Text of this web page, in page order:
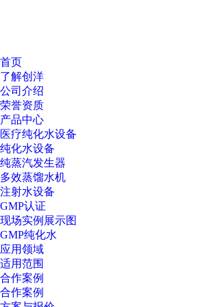
首页
了解创洋
公司介绍
荣誉资质
产品中心
医疗纯化水设备
纯化水设备
纯蒸汽发生器
多效蒸馏水机
注射水设备
GMP认证
现场实例展示图
GMP纯化水
应用领域
适用范围
合作案例
合作案例